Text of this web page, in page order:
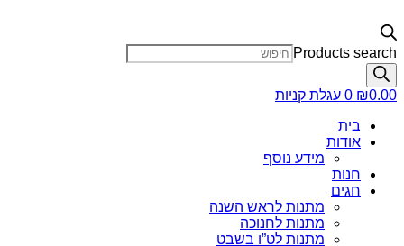
Products search
₪0.00
0 עגלת קניות
בית
אודות
מידע נוסף
חנות
חגים
מתנות לראש השנה
מתנות לחנוכה
מתנות לט”ו בשבט